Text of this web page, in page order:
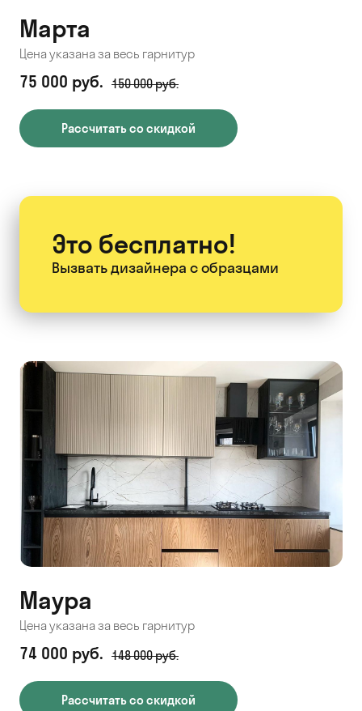
Марта
Цена указана за весь гарнитур
75 000 руб. 150 000 руб.
Рассчитать со скидкой
Это бесплатно!
Вызвать дизайнера с образцами
Маура
Цена указана за весь гарнитур
74 000 руб. 148 000 руб.
Рассчитать со скидкой